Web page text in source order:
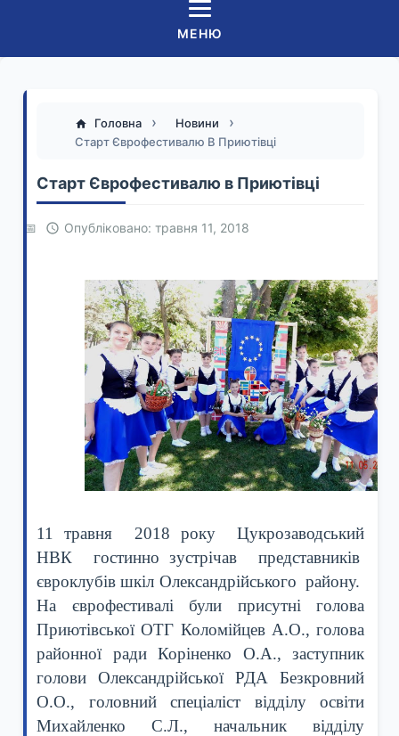
МЕНЮ
Головна
Новини
Старт Єврофестивалю В Приютівці
Старт Єврофестивалю в Приютівці
Опубліковано: травня 11, 2018
11 травня 2018 року Цукрозаводський
НВК гостинно зустрічав представників
євроклубів шкіл Олександрійського району.
На єврофестивалі були присутні голова
Приютівської ОТГ Коломійцев А.О., голова
районної ради Коріненко О.А., заступник
голови Олександрійської РДА Безкровний
О.О., головний спеціаліст відділу освіти
Михайленко С.Л., начальник відділу